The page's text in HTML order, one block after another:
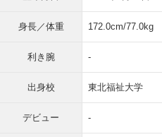
身長／体重 172.0cm/77.0kg
利き腕 -
出身校 東北福祉大学
デビュー -